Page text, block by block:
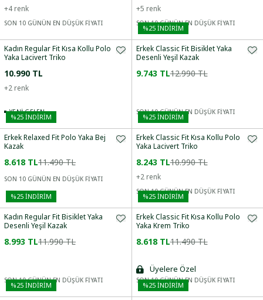
+4 renk
SON 10 GÜNÜN EN DÜŞÜK FİYATI
+5 renk
SON 10 GÜNÜN EN DÜŞÜK FİYATI
Kadın Regular Fit Kısa Kollu Polo
Yaka Lacivert Triko
10.990 TL
+2 renk
YENI GELEN
%25İNDİRİM
Erkek Classic Fit Bisiklet Yaka
Desenli Yeşil Kazak
9.743 TL12.990 TL
SON 10 GÜNÜN EN DÜŞÜK FİYATI
%25 İNDİRİM
Erkek Relaxed Fit Polo Yaka Bej
Kazak
8.618 TL11.490 TL
SON 10 GÜNÜN EN DÜŞÜK FİYATI
%25İNDİRİM
Erkek Classic Fit Kısa Kollu Polo
Yaka Lacivert Triko
8.243 TL10.990 TL
+2 renk
SON 10 GÜNÜN EN DÜŞÜK FİYATI
%25 İNDİRİM
Kadın Regular Fit Bisiklet Yaka
Desenli Yeşil Kazak
8.993 TL11.990 TL
SON 10 GÜNÜN EN DÜŞÜK FİYATI
%25İNDİRİM
Erkek Classic Fit Kısa Kollu Polo
Yaka Krem Triko
8.618 TL11.490 TL
Üyelere Özel
SON 10 GÜNÜN EN DÜŞÜK FİYATI
%25 İNDİRİM %25İNDİRİM